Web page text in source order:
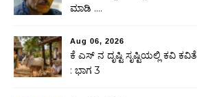
ಮಾಡಿ ….
Aug 06, 2026
ಕೆ ಎಸ್ ನ ದೃಷ್ಟಿ ಸೃಷ್ಟಿಯಲ್ಲಿ ಕವಿ ಕವಿತೆ
: ಭಾಗ 3